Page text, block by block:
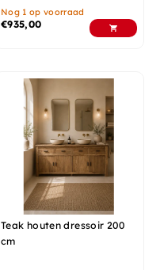
Nog 1 op voorraad
€935,00
Teak houten dressoir 200
cm